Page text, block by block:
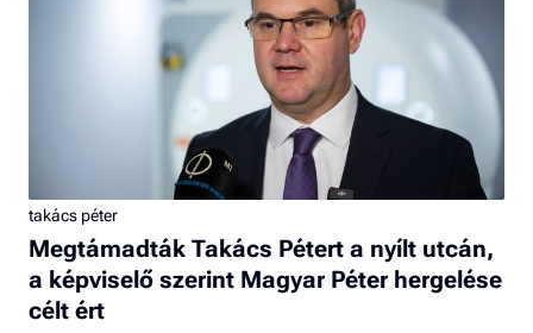
takács péter
Megtámadták Takács Pétert a nyílt utcán,
a képviselő szerint Magyar Péter hergelése
célt ért